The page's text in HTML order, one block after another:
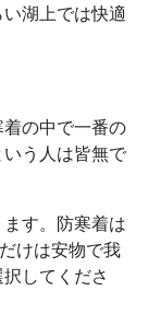
湖上では快適
の中で一番の
う人は皆無で
す。防寒着は
けは安物で我
してくださ